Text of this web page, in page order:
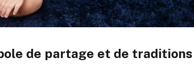
de partage et de traditions